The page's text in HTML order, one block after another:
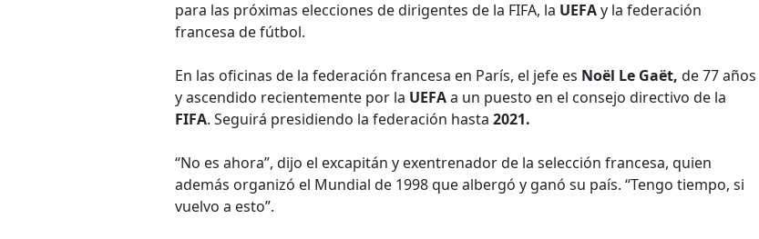
para las próximas elecciones de dirigentes de la FIFA, la UEFAy la federación
francesa de fútbol.
En las oficinas de la federación francesa en París, el jefe es Noël Le Gaët, de 77 años
y ascendido recientemente por la UEFAa un puesto en el consejo directivo de la
FIFA. Seguirá presidiendo la federación hasta 2021.
“No es ahora”, dijo el excapitán y exentrenador de la selección francesa, quien
además organizó el Mundial de 1998 que albergó y ganó su país. “Tengo tiempo, si
vuelvo a esto”.